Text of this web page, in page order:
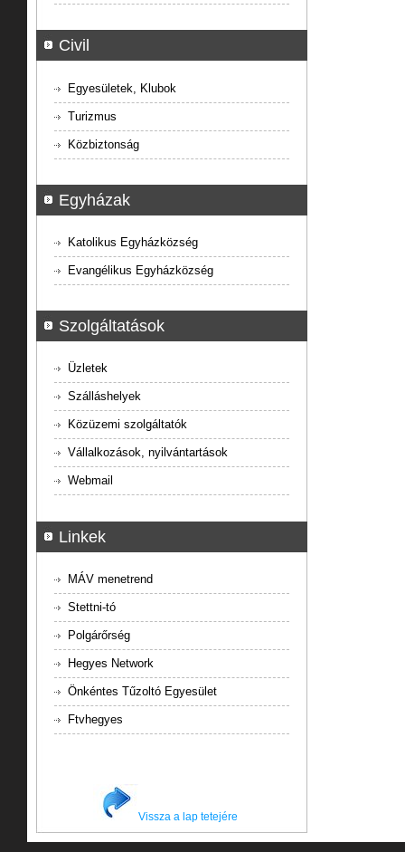
Civil
Egyesületek, Klubok
Turizmus
Közbiztonság
Egyházak
Katolikus Egyházközség
Evangélikus Egyházközség
Szolgáltatások
Üzletek
Szálláshelyek
Közüzemi szolgáltatók
Vállalkozások, nyilvántartások
Webmail
Linkek
MÁV menetrend
Stettni-tó
Polgárőrség
Hegyes Network
Önkéntes Tűzoltó Egyesület
Ftvhegyes
Vissza a lap tetejére